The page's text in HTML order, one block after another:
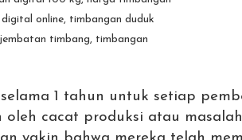
1 tahun untuk setiap
oleh cacat produksi atau